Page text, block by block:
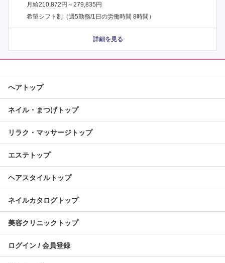
月給210,872円～279,835円
希望シフト制（週5勤務/1日の労働時間 8時間）
詳細を見る
ヘアトップ
ネイル・まつげトップ
リラク・マッサージトップ
エステトップ
ヘアスタイルトップ
ネイルカタログトップ
美容クリニックトップ
ログイン / 会員登録